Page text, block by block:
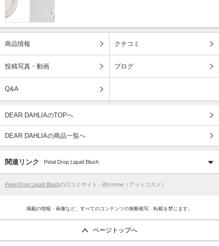
商品情報 クチコミ
投稿写真・動画 ブログ
Q&A
DEAR DAHLIAのTOPへ
DEAR DAHLIAの商品一覧へ
関連リンク Petal Drop Liquid Blush
Petal Drop Liquid Blushの口コミサイト - @cosme（アットコスメ）
掲載の情報・画像など、すべてのコンテンツの無断複写、転載を禁じます。
ページトップへ